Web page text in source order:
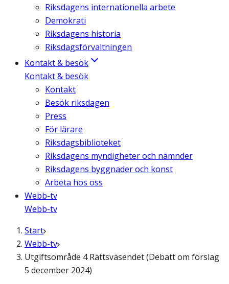
Riksdagens internationella arbete
Demokrati
Riksdagens historia
Riksdagsförvaltningen
Kontakt & besök
Kontakt & besök
Kontakt
Besök riksdagen
Press
För lärare
Riksdagsbiblioteket
Riksdagens myndigheter och nämnder
Riksdagens byggnader och konst
Arbeta hos oss
Webb-tv
Webb-tv
Start
Webb-tv
Utgiftsområde 4 Rättsväsendet (Debatt om förslag
5 december 2024)